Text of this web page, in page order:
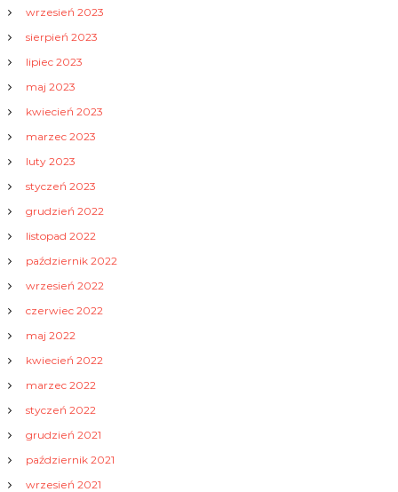
wrzesień 2023
sierpień 2023
lipiec 2023
maj 2023
kwiecień 2023
marzec 2023
luty 2023
styczeń 2023
grudzień 2022
listopad 2022
październik 2022
wrzesień 2022
czerwiec 2022
maj 2022
kwiecień 2022
marzec 2022
styczeń 2022
grudzień 2021
październik 2021
wrzesień 2021